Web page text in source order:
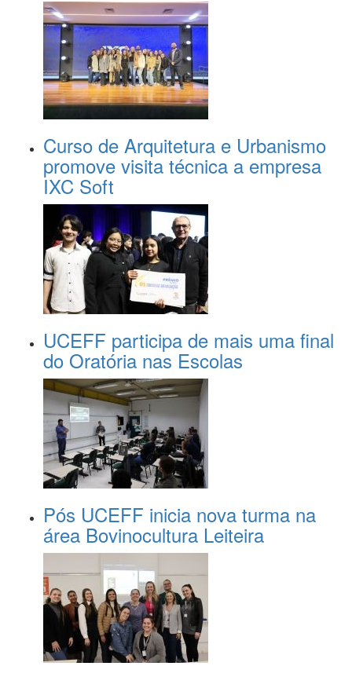
Curso de Arquitetura e Urbanismo
promove visita técnica a empresa
IXC Soft
UCEFF participa de mais uma final
do Oratória nas Escolas
Pós UCEFF inicia nova turma na
área Bovinocultura Leiteira